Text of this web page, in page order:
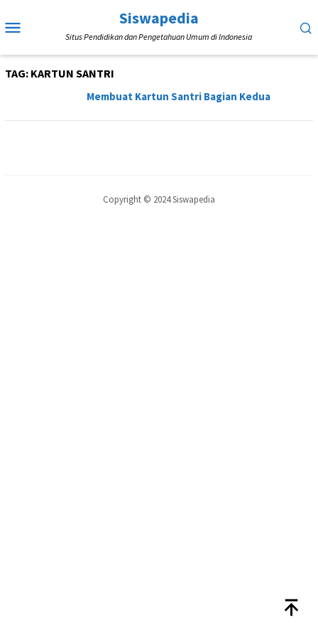
ke
Mobile
Siswapedia
Situs Pendidikan dan Pengetahuan Umum di Indonesia
TAG: KARTUN SANTRI
Membuat Kartun Santri Bagian Kedua
Copyright © 2024 Siswapedia